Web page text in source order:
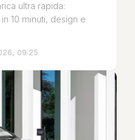
ultra rapida:
10 minuti, design e
09:25